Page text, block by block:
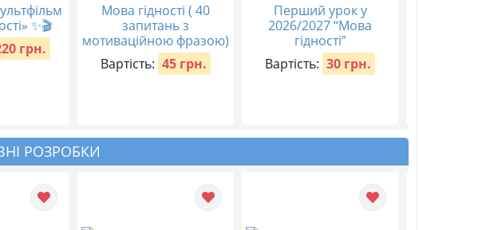
✨🎬
грн.
Мова гідності ( 40
запитань з
мотиваційною фразою)
Вартість: 45 грн.
Перший урок у
2026/2027 “Мова
гідності”
Вартість: 30 грн.
РОЗРОБКИ